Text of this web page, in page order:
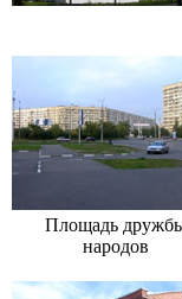
Площадь
народов